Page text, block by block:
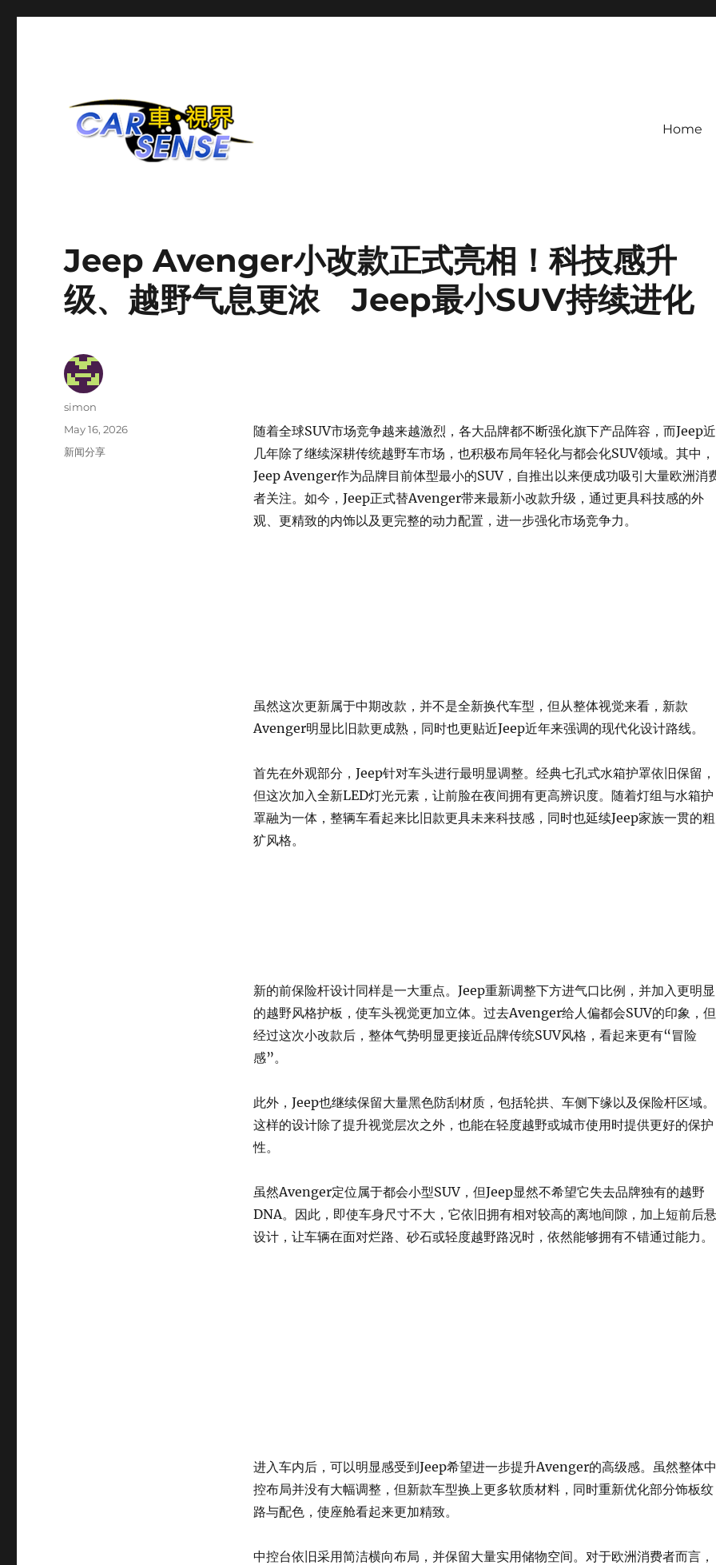
Home
Jeep Avenger小改款正式亮相！科技感升
级、越野气息更浓 Jeep最小SUV持续进化
随着全球SUV市场竞争越来越激烈，各大品牌都不断强化旗下产品阵容，而Jeep近
几年除了继续深耕传统越野车市场，也积极布局年轻化与都会化SUV领域。其中，
Jeep Avenger作为品牌目前体型最小的SUV，自推出以来便成功吸引大量欧洲消
者关注。如今，Jeep正式替Avenger带来最新小改款升级，通过更具科技感的外
观、更精致的内饰以及更完整的动力配置，进一步强化市场竞争力。
虽然这次更新属于中期改款，并不是全新换代车型，但从整体视觉来看，新款
Avenger明显比旧款更成熟，同时也更贴近Jeep近年来强调的现代化设计路线。
首先在外观部分，Jeep针对车头进行最明显调整。经典七孔式水箱护罩依旧保留，
但这次加入全新LED灯光元素，让前脸在夜间拥有更高辨识度。随着灯组与水箱护
罩融为一体，整辆车看起来比旧款更具未来科技感，同时也延续Jeep家族一贯的粗
犷风格。
新的前保险杆设计同样是一大重点。Jeep重新调整下方进气口比例，并加入更明显
的越野风格护板，使车头视觉更加立体。过去Avenger给人偏都会SUV的印象，但
经过这次小改款后，整体气势明显更接近品牌传统SUV风格，看起来更有“冒险
感”。
此外，Jeep也继续保留大量黑色防刮材质，包括轮拱、车侧下缘以及保险杆区域。
这样的设计除了提升视觉层次之外，也能在轻度越野或城市使用时提供更好的保护
性。
虽然Avenger定位属于都会小型SUV，但Jeep显然不希望它失去品牌独有的越野
DNA。因此，即使车身尺寸不大，它依旧拥有相对较高的离地间隙，加上短前后悬
设计，让车辆在面对烂路、砂石或轻度越野路况时，依然能够拥有不错通过能力。
进入车内后，可以明显感受到Jeep希望进一步提升Avenger的高级感。虽然整体中
控布局并没有大幅调整，但新款车型换上更多软质材料，同时重新优化部分饰板纹
路与配色，使座舱看起来更加精致。
中控台依旧采用简洁横向布局，并保留大量实用储物空间。对于欧洲消费者而言，
Author
simon
Posted
on
May 16, 2026
Categories
新闻分享